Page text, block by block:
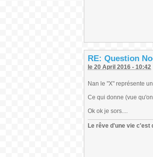
RE: Question
le 20 April 2016 - 10:42
Nan le "X" représente
Ce qui donne (vue
Ok ok je sors....
Le rêve d'une vie c'est